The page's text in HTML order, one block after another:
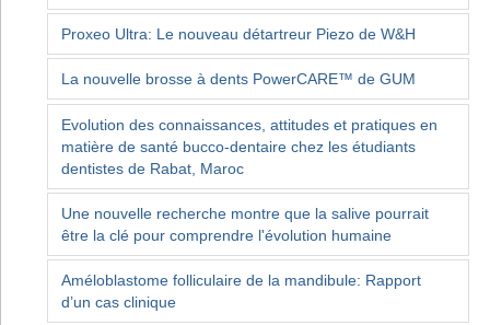
Proxeo Ultra: Le nouveau détartreur Piezo de W&H
La nouvelle brosse à dents PowerCARE™ de GUM
Evolution des connaissances, attitudes et pratiques en
matière de santé bucco-dentaire chez les étudiants
dentistes de Rabat, Maroc
Une nouvelle recherche montre que la salive pourrait
être la clé pour comprendre l'évolution humaine
Améloblastome folliculaire de la mandibule: Rapport
d’un cas clinique